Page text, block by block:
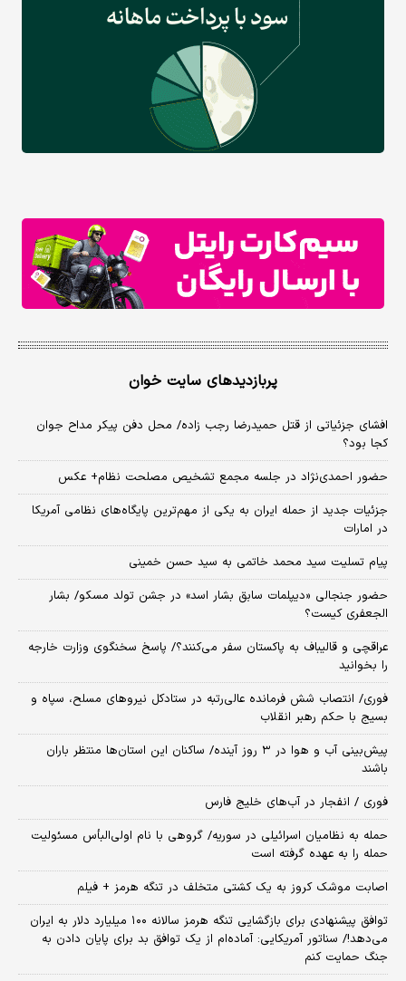
پربازدیدهای سایت خوان
افشای جزئیاتی از قتل حمیدرضا رجب زاده/ محل دفن پیکر مداح جوان
کجا بود؟
حضور احمدی‌نژاد در جلسه مجمع تشخیص مصلحت نظام+ عکس
جزئیات جدید از حمله ایران به یکی از مهم‌ترین پایگاه‌های نظامی آمریکا
در امارات
پیام تسلیت سید محمد خاتمی به سید حسن خمینی
حضور جنجالی «دیپلمات سابق بشار اسد» در جشن تولد مسکو/ بشار
الجعفری کیست؟
عراقچی و قالیباف به پاکستان سفر می‌کنند؟/ پاسخ سخنگوی وزارت خارجه
را بخوانید
فوری/ انتصاب شش فرمانده عالی‌رتبه در ستادکل نیروهای مسلح، سپاه و
بسیج با حکم رهبر انقلاب
پیش‌بینی آب و هوا در ۳ روز آینده/ ساکنان این استان‌ها منتظر باران
باشند
فوری / انفجار در آب‌های خلیج فارس
حمله به نظامیان اسرائیلی در سوریه/ گروهی با نام اولی‌البأس مسئولیت
حمله را به عهده گرفته است
اصابت موشک کروز به یک کشتی متخلف در تنگه هرمز + فیلم
توافق پیشنهادی برای بازگشایی تنگه هرمز سالانه ۱۰۰ میلیارد دلار به ایران
می‌دهد!/ سناتور آمریکایی: آماده‌ام از یک توافق بد برای پایان دادن به
جنگ حمایت کنم